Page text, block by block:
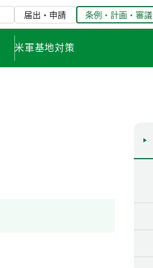
届出・申請 条例・計画・審
米軍基地対策